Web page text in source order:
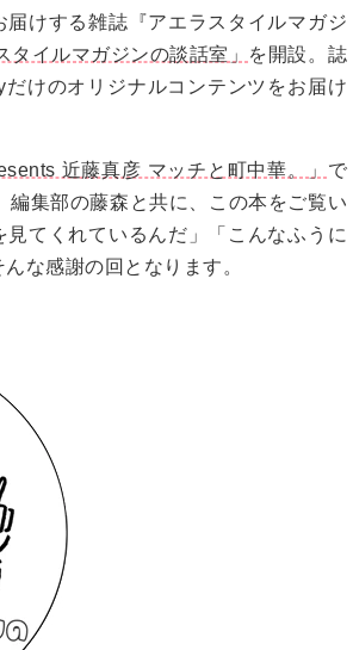
けする雑誌『アエラスタイルマガジ
タイルマガジンの談話室」 を開設。誌
けのオリジナルコンテンツをお届け
近藤真彦 マッチと町中華。」 で
集部の藤森と共に、この本をご覧い
てくれているんだ」「こんなふうに
な感謝の回となります。